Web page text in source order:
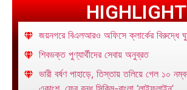
HIGHLIGHT
জয়নগরে বিএলআরও অফিসে ক্লার্কের বিরুদ্ধে
শিবভক্ত পুণ্যার্থীদের সেবায় অনুব্রত
ভারী বর্ষণ পাহাড়ে, তিস্তায় তলিয়ে গেল ১০